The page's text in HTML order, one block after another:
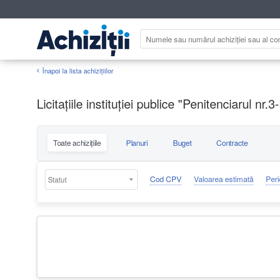
Înapoi la lista achiziţiilor
Licitațiile instituției publice "Penitenciarul
Toate achizițiile Planuri Buget Contracte
Cod CPV Valoarea estimată